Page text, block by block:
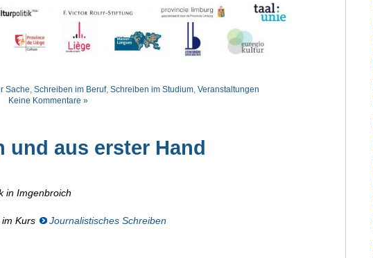
Sache Schreiben im Beruf, Schreiben im Studium, Veranstaltungen
Keine Kommentare »
und aus erster Hand
in Imgenbroich
Kurs Journalistisches Schreiben